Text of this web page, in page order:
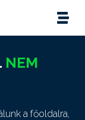
NEM
a főoldalra,